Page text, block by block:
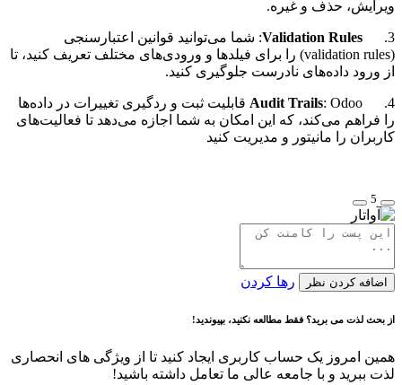
ویرایش، حذف و غیره.
3.
Validation Rules: شما می‌توانید قوانین اعتبارسنجی
(validation rules) را برای فیلدها و ورودی‌های مختلف تعریف کنید، تا
از ورود داده‌های نادرست جلوگیری کنید.
4.
Audit Trails : Odoo قابلیت ثبت و ردگیری تغییرات در داده‌ها
را فراهم می‌کند، که این امکان به شما اجازه می‌دهد تا فعالیت‌های
کاربران را مانیتور و مدیریت کنید
5
اضافه کردن نظر رها کردن
از بحث لذت می برید؟ فقط مطالعه نکنید، بپیوندید!
همین امروز یک حساب کاربری ایجاد کنید تا از ویژگی های انحصاری
لذت ببرید و با جامعه عالی ما تعامل داشته باشید!